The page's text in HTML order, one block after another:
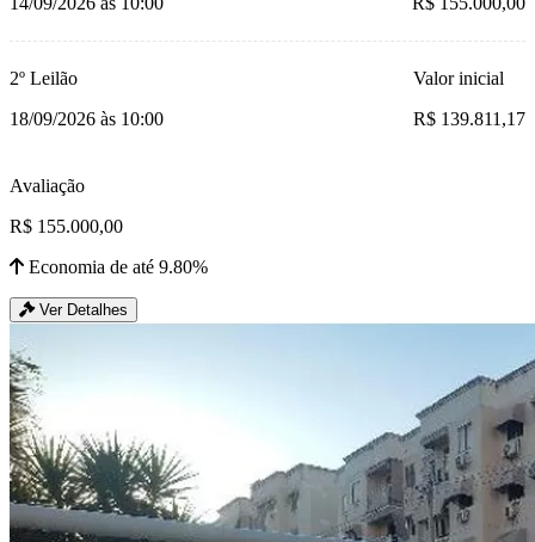
2º Leilão
18/09/2026 às 10:00
Valor inicial
R$ 139.811,17
Avaliação
R$ 155.000,00
Economia de até 9.80%
Ver Detalhes